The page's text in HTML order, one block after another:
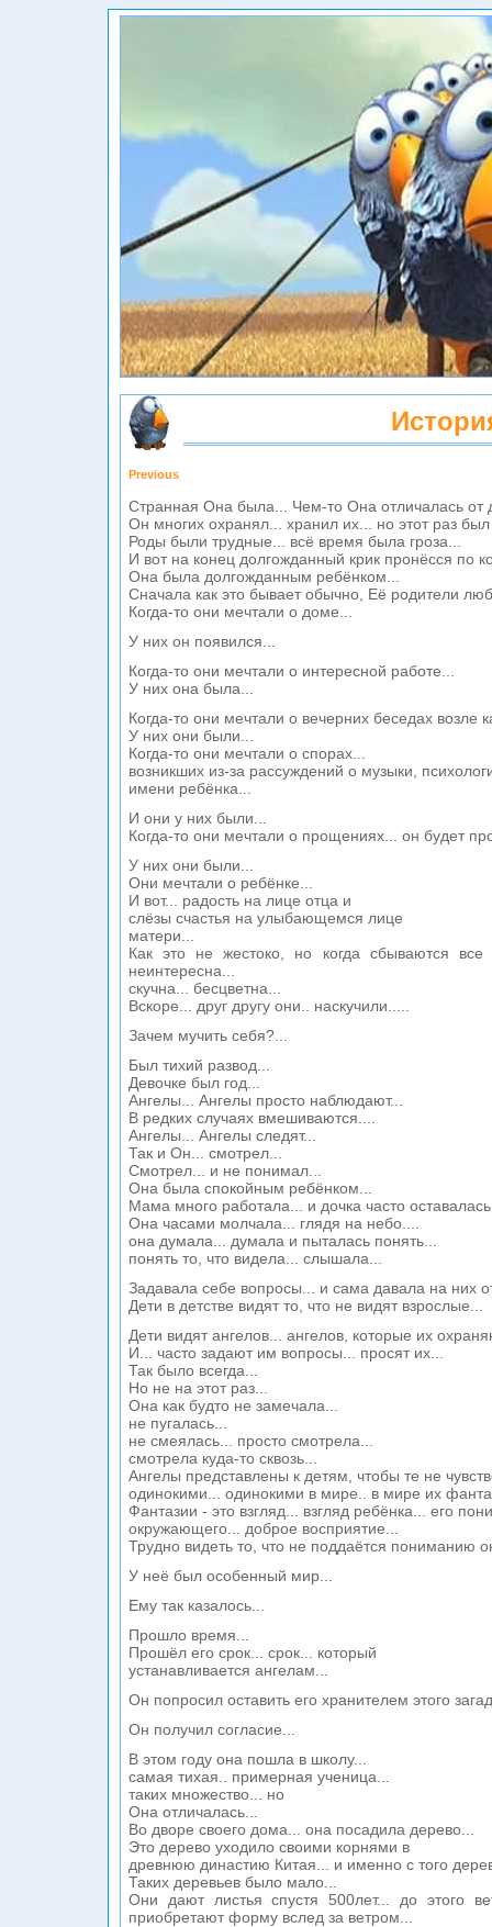
Previous
Странная Она была... Чем-то Она отличалась от
Он многих охранял... хранил их... но этот раз
Роды были трудные... всё время была гроза...
И вот на конец долгожданный крик пронёсся по
Она была долгожданным ребёнком...
Сначала как это бывает обычно, Её родители
Когда-то они мечтали о доме...
У них он появился...
Когда-то они мечтали о интересной работе...
У них она была...
Когда-то они мечтали о вечерних беседах возле
У них они были...
Когда-то они мечтали о спорах...
возникших из-за рассуждений о музыки,
имени ребёнка...
И они у них были...
Когда-то они мечтали о прощениях... он будет
У них они были...
Они мечтали о ребёнке...
И вот... радость на лице отца и
слёзы счастья на улыбающемся лице
матери...
Как это не жестоко, но когда сбываются все
неинтересна...
скучна... бесцветна...
Вскоре... друг другу они.. наскучили.....
Зачем мучить себя?...
Был тихий развод...
Девочке был год...
Ангелы... Ангелы просто наблюдают...
В редких случаях вмешиваются....
Ангелы... Ангелы следят...
Так и Он... смотрел...
Смотрел... и не понимал...
Она была спокойным ребёнком...
Мама много работала... и дочка часто
Она часами молчала... глядя на небо....
она думала... думала и пыталась понять...
понять то, что видела... слышала...
Задавала себе вопросы... и сама давала на них
Дети в детстве видят то, что не видят взрослые...
Дети видят ангелов... ангелов, которые их
И... часто задают им вопросы... просят их...
Так было всегда...
Но не на этот раз...
Она как будто не замечала...
не пугалась...
не смеялась... просто смотрела...
смотрела куда-то сквозь...
Ангелы представлены к детям, чтобы те не
одинокими... одинокими в мире.. в мире их
Фантазии - это взгляд... взгляд ребёнка... его
окружающего... доброе восприятие...
Трудно видеть то, что не поддаётся пониманию
У неё был особенный мир...
Ему так казалось...
Прошло время...
Прошёл его срок... срок... который
устанавливается ангелам...
Он попросил оставить его хранителем этого
Он получил согласие...
В этом году она пошла в школу...
самая тихая.. примерная ученица...
таких множество... но
Она отличалась...
Во дворе своего дома... она посадила дерево...
Это дерево уходило своими корнями в
древнюю династию Китая... и именно с того
Таких деревьев было мало...
Они дают листья спустя 500лет... до этого
приобретают форму вслед за ветром...